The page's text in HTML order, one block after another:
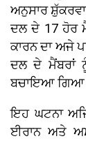
ਅਨੁਸਾਰ
ਦਲ ਦੇ 17 ਹੋਰ
ਕਾਰਨ ਦਾ ਅਜੇ
ਦਲ ਦੇ ਮੈਂਬਰਾਂ
ਬਚਾਇਆ ਗਿਆ
ਇਹ ਘਟਨਾ
ਈਰਾਨ ਅਤੇ